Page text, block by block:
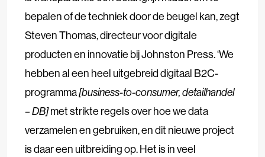
bepalen of de techniek door de beugel kan, zegt
Steven Thomas, directeur voor digitale
producten en innovatie bij Johnston Press. ‘We
hebben al een heel uitgebreid digitaal B2C-
programma[business-to-consumer, detailhandel
– DB]met strikte regels over hoe we data
verzamelen en gebruiken, en dit nieuwe project
is daar een uitbreiding op. Het is in veel